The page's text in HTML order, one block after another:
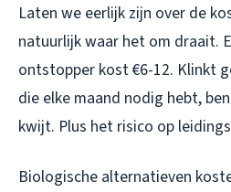
Laten we eerlijk zijn over de
natuurlijk waar het om draait.
ontstopper kost €6-12. Klinkt
die elke maand nodig hebt,
kwijt. Plus het risico op
Biologische alternatieven